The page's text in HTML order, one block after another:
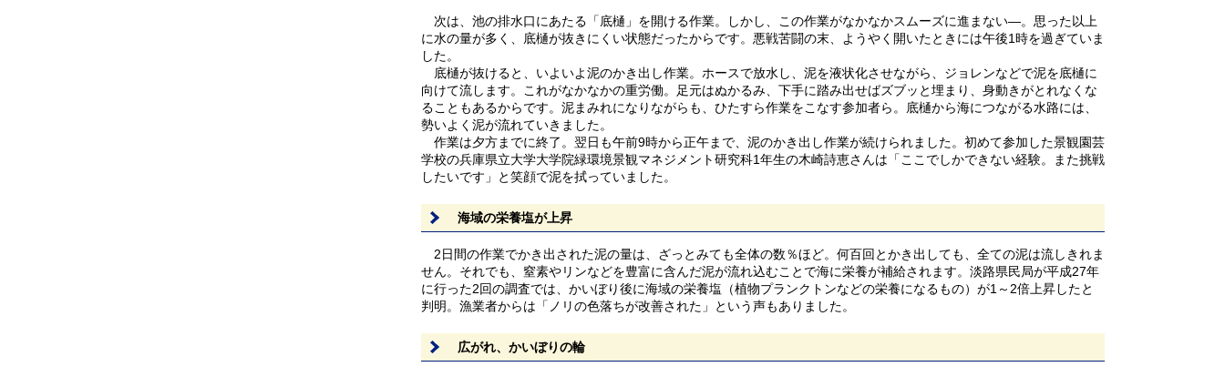
次は、池の排水口にあたる「底樋」を開ける作業。しかし、この作業がなかなかスムーズに進まない―。思った以上
に水の量が多く、底樋が抜きにくい状態だったからです。悪戦苦闘の末、ようやく開いたときには午後1時を過ぎていま
した。
底樋が抜けると、いよいよ泥のかき出し作業。ホースで放水し、泥を液状化させながら、ジョレンなどで泥を底樋に
向けて流します。これがなかなかの重労働。足元はぬかるみ、下手に踏み出せばズブッと埋まり、身動きがとれなくな
ることもあるからです。泥まみれになりながらも、ひたすら作業をこなす参加者ら。底樋から海につながる水路には、
勢いよく泥が流れていきました。
作業は夕方までに終了。翌日も午前9時から正午まで、泥のかき出し作業が続けられました。初めて参加した景観園芸
学校の兵庫県立大学大学院緑環境景観マネジメント研究科1年生の木崎詩恵さんは「ここでしかできない経験。また挑戦
したいです」と笑顔で泥を拭っていました。
海域の栄養塩が上昇
2日間の作業でかき出された泥の量は、ざっとみても全体の数％ほど。何百回とかき出しても、全ての泥は流しきれま
せん。それでも、窒素やリンなどを豊富に含んだ泥が流れ込むことで海に栄養が補給されます。淡路県民局が平成27年
に行った2回の調査では、かいぼり後に海域の栄養塩（植物プランクトンなどの栄養になるもの）が1～2倍上昇したと
判明。漁業者からは「ノリの色落ちが改善された」という声もありました。
広がれ、かいぼりの輪